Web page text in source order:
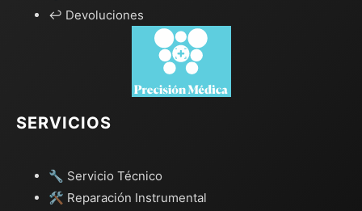
↩️ Devoluciones
SERVICIOS
🔧 Servicio Técnico
🛠️ Reparación Instrumental